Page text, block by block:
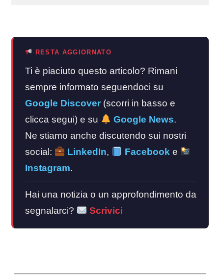
RESTA AGGIORNATO
Ti è piaciuto questo articolo? Rimani
sempre informato seguendoci su
Google Discover (scorri in basso e
clicca segui) e su
Google News.
Ne stiamo anche discutendo sui nostri
social:
LinkedIn, Facebook e
Instagram.
Hai una notizia o un approfondimento da
segnalarci?
Scrivici